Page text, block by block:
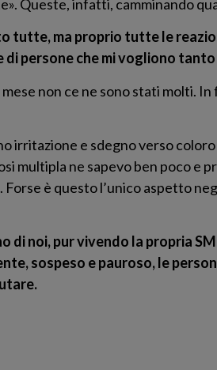
Queste, infatti, camminando
tutte, ma proprio tutte le
persone che mi vogliono
non ce ne sono stati molti.
irritazione e sdegno verso
multipla ne sapevo ben poco
è questo l’unico aspetto
di noi, pur vivendo la propria
sospeso e pauroso, le